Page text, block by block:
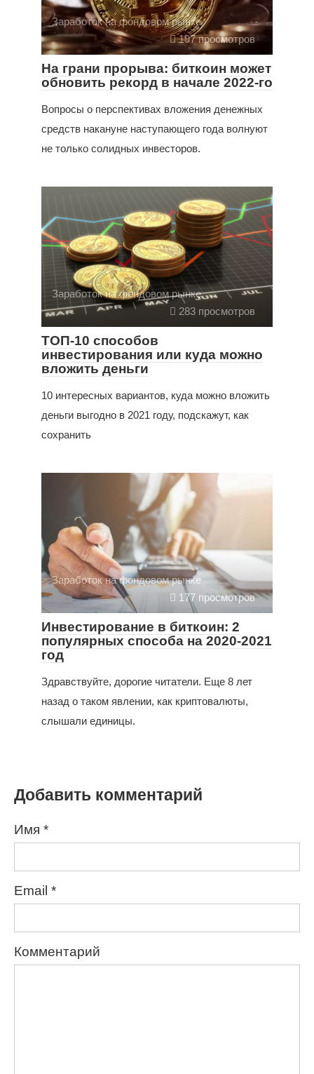
Заработок на фондовом рынке
197 просмотров
На грани прорыва: биткоин может
обновить рекорд в начале 2022-го
Вопросы о перспективах вложения денежных
средств накануне наступающего года волнуют
не только солидных инвесторов.
Заработок на фондовом рынке
283 просмотров
ТОП-10 способов
инвестирования или куда можно
вложить деньги
10 интересных вариантов, куда можно вложить
деньги выгодно в 2021 году, подскажут, как
сохранить
Заработок на фондовом рынке
177 просмотров
Инвестирование в биткоин: 2
популярных способа на 2020-2021
год
Здравствуйте, дорогие читатели. Еще 8 лет
назад о таком явлении, как криптовалюты,
слышали единицы.
Добавить комментарий
Имя *
Email *
Комментарий